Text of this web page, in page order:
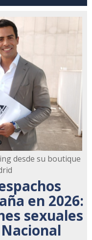
desde su boutique
en 2026:
sexuales